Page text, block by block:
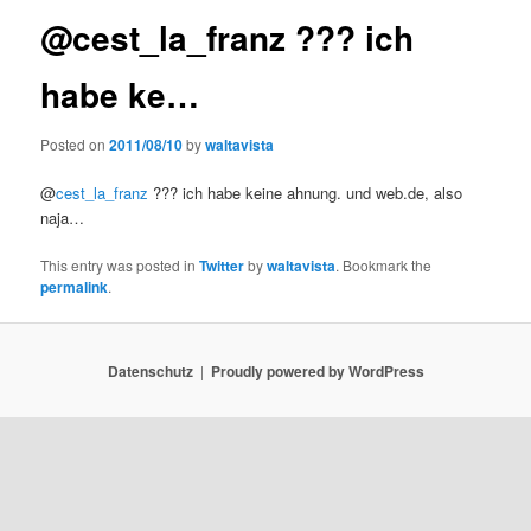
@cest_la_franz ??? ich
habe ke…
Posted on2011/08/10bywaltavista
@cest_la_franz ??? ich habe keine ahnung. und web.de, also
naja…
This entry was posted inTwitterbywaltavista. Bookmark the
permalink.
Datenschutz Proudly powered by WordPress